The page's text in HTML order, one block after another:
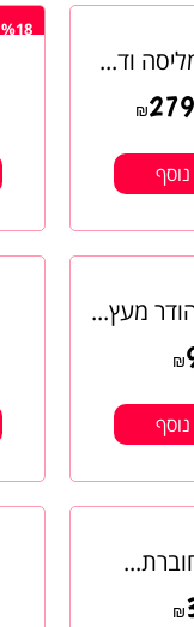
וד...
₪279
%18 הנחה
מעץ...
₪
₪